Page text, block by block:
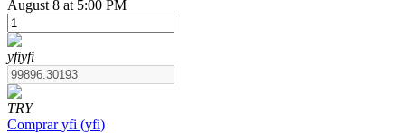
Futuros usando USDT como garantia
August 8 at 5:00 PM
yfiyfi
TRY
Comprar yfi (yfi)